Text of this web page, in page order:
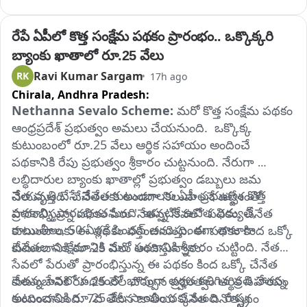
రేపే ఏపీలో కొత్త సంక్షేమ పథకం ప్రారంభం.. ఒక్కొక్కరి
బ్యాంకు ఖాతాలో రూ.25 వేలు
RK Ravi Kumar Sargam 17h ago
Chirala, Andhra Pradesh:
Nethanna Sevalo Scheme: మరో కొత్త సంక్షేమ పథకం
ఆంధ్రప్రదేశ్‌ ప్రభుత్వం అమలు చేయనుంది.  ఒక్కొక్క
కుటుంబంలో రూ.25 వేలు ఆర్థిక సహాయం అందించే
పథకానికి రేపు ప్రభుత్వం శ్రీకారం చుట్టనుంది. నేరుగా
లబ్ధిదారుల బ్యాంకు ఖాతాల్లో ప్రభుత్వం డబ్బులు జమ
చేయనుంది. చేనేతలకు అండగా నిలువాలనే ఉద్దేశంతో
ప్రారంభిస్తున్న పథకం పేరు 'నేతన్న సేవలో’ పథకం. చేనేత
కుటుంబాలకు ఈ పథకం వర్తించనుంది. ఈ పథకం కింద ఒక్కో
కుటుంబానికి రూ.25 వేలు అందిస్తున్నారు.
నేత వృత్తి చేసే చేనేత కుటుంబాలకు ఏపీ ప్రభుత్వం కొత్త
పథకాన్ని ప్రారంభించనుంది. ఇప్పటికే ఉచిత విద్యుత్,
రాయితీలు, 50 ఏళ్లకే పింఛన్ అందిస్తుండగా తాజాగా
చేనేతల సంక్షేమానికి మరో పథకానికి శ్రీకారం చుట్టింది. నేతన్న
సేవలో పేరుతో ప్రారంభిస్తున్న ఈ పథకం కింద ఒక్కో చేనేత
కుటుంబానికి రూ.25 వేల చొప్పున ప్రభుత్వం ఆర్థిక సహాయం
అందించనుంది. 7వ తేదీన జాతీయ చేనేత దినోత్సవం
నేతన్న సేవలో పథకంలో భాగంగా అర్హత కలిగిన ప్రతి నేతన్న
కుటుంబానికి రూ.25 వేల సాయం దక్కనుంది. రాష్ట్ర